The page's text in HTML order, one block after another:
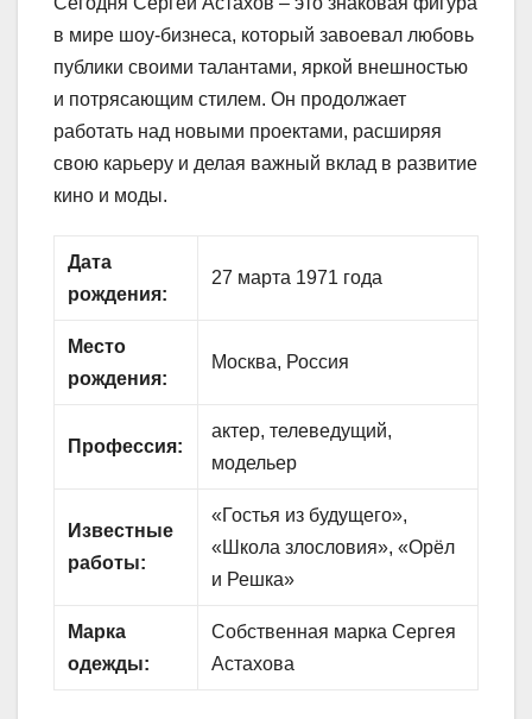
в мире шоу-бизнеса, который завоевал любовь
публики своими талантами, яркой внешностью
и потрясающим стилем. Он продолжает
работать над новыми проектами, расширяя
свою карьеру и делая важный вклад в развитие
кино и моды.
Дата
рождения:
27 марта 1971 года
Место
рождения:
Москва, Россия
Профессия:
актер, телеведущий,
модельер
Известные
работы:
«Гостья из будущего»,
«Школа злословия», «Орёл
и Решка»
Марка
одежды:
Собственная марка Сергея
Астахова